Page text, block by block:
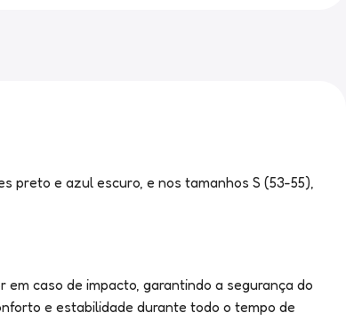
preto e azul escuro, e nos tamanhos S (53-55),
caso de impacto, garantindo a segurança do
e estabilidade durante todo o tempo de